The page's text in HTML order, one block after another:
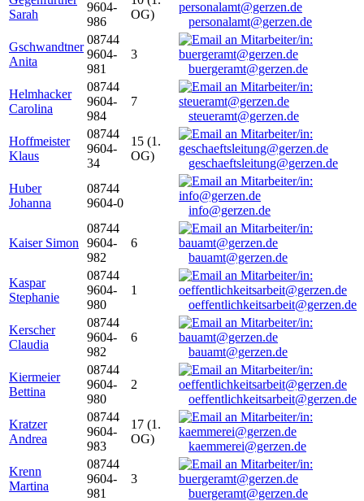
Sarah
9604-
986
OG)
personalamt@gerzen.de
Gschwandtner
Anita
08744
9604-
981
3
buergeramt@gerzen.de
Helmhacker
Carolina
08744
9604-
984
7
steueramt@gerzen.de
Hoffmeister
Klaus
08744
9604-
34
15 (1.
OG)
geschaeftsleitung@gerzen.de
Huber
Johanna
08744
9604-0
info@gerzen.de
Kaiser Simon
08744
9604-
982
6
bauamt@gerzen.de
Kaspar
Stephanie
08744
9604-
980
1
oeffentlichkeitsarbeit@gerzen.de
Kerscher
Claudia
08744
9604-
982
6
bauamt@gerzen.de
Kiermeier
Bettina
08744
9604-
980
2
oeffentlichkeitsarbeit@gerzen.de
Kratzer
Andrea
08744
9604-
983
17 (1.
OG)
kaemmerei@gerzen.de
Krenn
Martina
08744
9604-
981
3
buergeramt@gerzen.de